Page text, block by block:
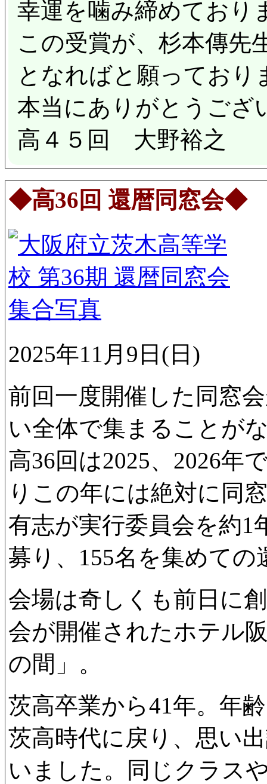
幸運を噛み締めており
この受賞が、杉本傳先
となればと願っており
本当にありがとうご
高４５回 大野裕之
◆高36回 還暦同窓会◆
2025年11月9日(日)
前回一度開催した同窓
い全体で集まることが
高36回は2025、2026年
りこの年には絶対に同
有志が実行委員会を約1
募り、155名を集めて
会場は奇しくも前日に
会が開催されたホテル
の間」。
茨高卒業から41年。年
茨高時代に戻り、思い
いました。同じクラス